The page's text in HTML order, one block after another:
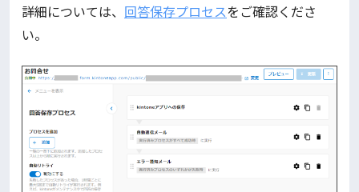
詳細については、 回答保存プロセスをご確認くださ
い。